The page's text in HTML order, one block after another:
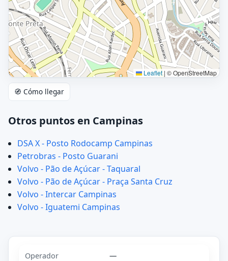
Leaflet | © OpenStreetMap
🧭 Cómo llegar
Otros puntos en Campinas
DSA X - Posto Rodocamp Campinas
Petrobras - Posto Guarani
Volvo - Pão de Açúcar - Taquaral
Volvo - Pão de Açúcar - Praça Santa Cruz
Volvo - Intercar Campinas
Volvo - Iguatemi Campinas
Operador —